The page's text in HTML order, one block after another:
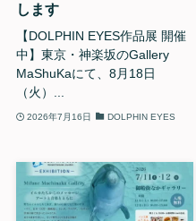
します
【DOLPHIN EYES作品展 開催
中】東京・神楽坂のGallery
MaShuKaにて、8月18日
（火）...
2026年7月16日 DOLPHIN EYES